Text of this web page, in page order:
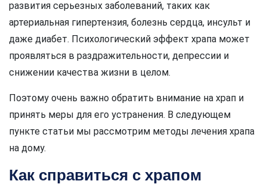
развития серьезных заболеваний, таких как
артериальная гипертензия, болезнь сердца, инсульт и
даже диабет. Психологический эффект храпа может
проявляться в раздражительности, депрессии и
снижении качества жизни в целом.
Поэтому очень важно обратить внимание на храп и
принять меры для его устранения. В следующем
пункте статьи мы рассмотрим методы лечения храпа
на дому.
Как справиться с храпом